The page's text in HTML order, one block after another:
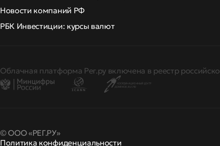
Новости компаний РФ
РБК Инвестиции: курсы валют
Облачная платформа Рег.ру включена в реестр
© ООО «РЕГ.РУ»
Политика конфиденциальности